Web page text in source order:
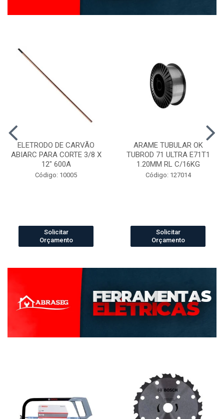
ELETRODO DE CARVÃO
ABIARC PARA CORTE 3/8 X
12" 600A
Código: 10005
Solicitar
Orçamento
ARAME TUBULAR OK
TUBROD 71 ULTRA E71T1
1.20MM RL C/16KG
Código: 127014
Solicitar
Orçamento